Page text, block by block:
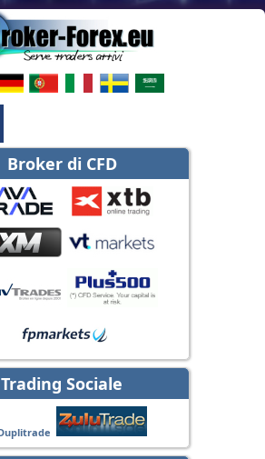
Broker di CFD
Trading Sociale